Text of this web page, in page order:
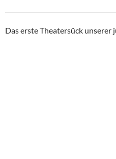
Das erste Theatersück unserer